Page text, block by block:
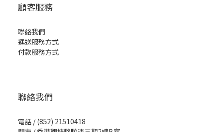
顧客服務
聯絡我們
運送服務方式
付款服務方式
聯絡我們
電話 / (852) 21510418